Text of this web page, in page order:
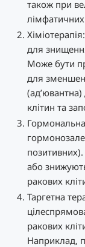
також при
лімфатичних
для
Може бути
для
клітин та
або
ракових
Таргетна
ракових
Наприклад,